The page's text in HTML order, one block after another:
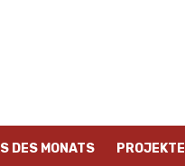
DES MONATS PROJEKTE